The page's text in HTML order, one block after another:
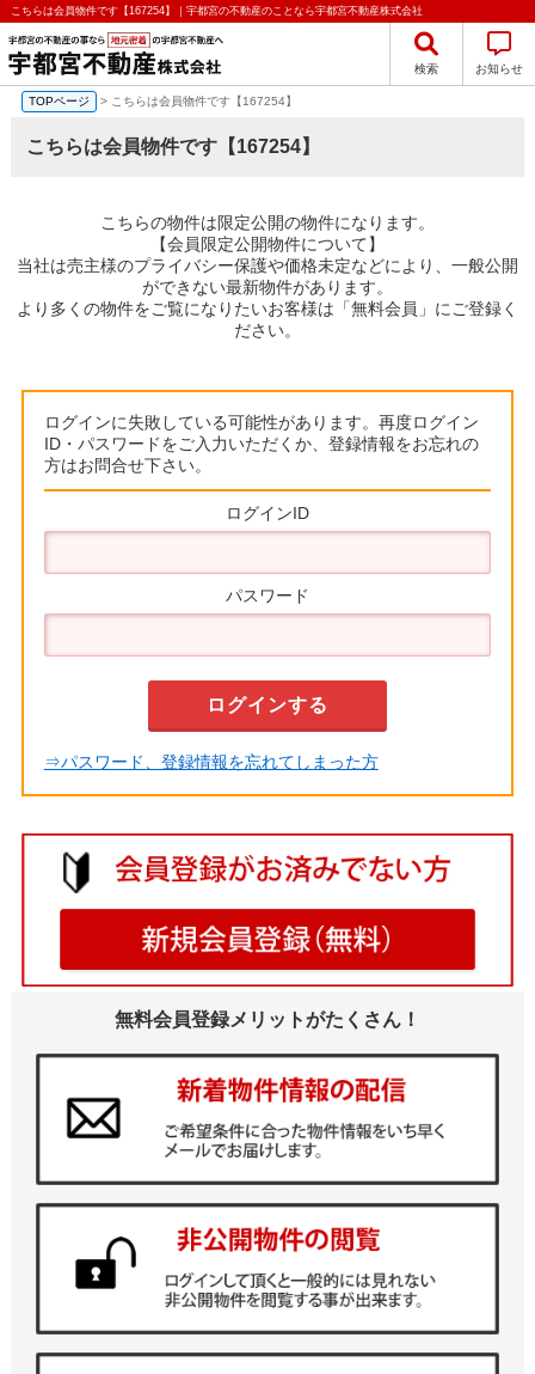
こちらは会員物件です【167254】｜宇都宮の不動産のことなら宇都宮不動産株式会社
検索 お知らせ
TOPページ > こちらは会員物件です【167254】
こちらは会員物件です【167254】
こちらの物件は限定公開の物件になります。
【会員限定公開物件について】
当社は売主様のプライバシー保護や価格未定などにより、一般公開
ができない最新物件があります。
より多くの物件をご覧になりたいお客様は「無料会員」にご登録く
ださい。
ログインに失敗している可能性があります。再度ログイン
ID・パスワードをご入力いただくか、登録情報をお忘れの
方はお問合せ下さい。
ログインID
パスワード
⇒パスワード、登録情報を忘れてしまった方
無料会員登録メリットがたくさん！